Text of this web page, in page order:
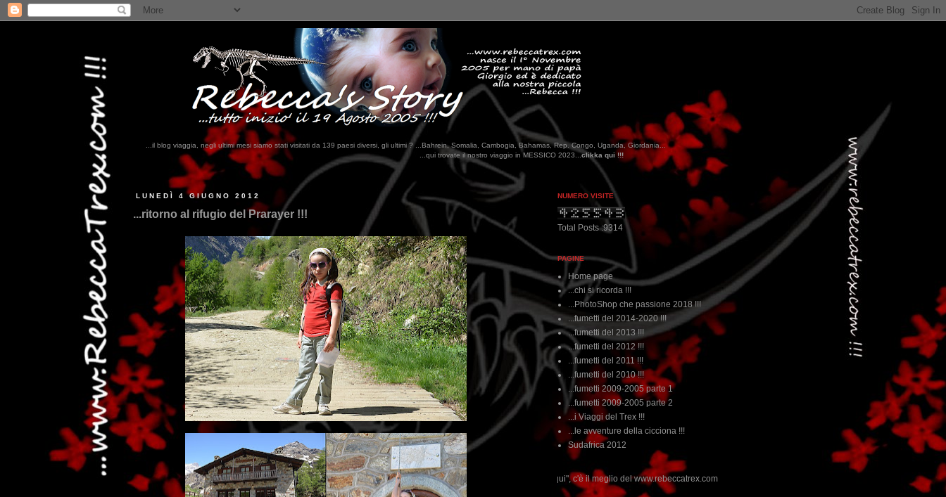
...il blog viaggia, negli ultimi mesi siamo stati visitati da 139 paesi diversi, gli ultimi ? ...Bahrein, Somalia, Cambogia, Bahamas, Rep. Congo, Uganda, Giordania...
...qui trovate il nostro viaggio in MESSICO 2023...clikka qui !!!
LUNEDÌ 4 GIUGNO 2012
...ritorno al rifugio del Prarayer !!!
NUMERO VISITE
Total Posts :9314
PAGINE
Home page
...chi si ricorda !!!
...PhotoShop che passione 2018 !!!
...fumetti del 2014-2020 !!!
...fumetti del 2013 !!!
...fumetti del 2012 !!!
...fumetti del 2011 !!!
...fumetti del 2010 !!!
...fumetti 2009-2005 parte 1
...fumetti 2009-2005 parte 2
...i Viaggi del Trex !!!
...le avventure della cicciona !!!
Sudafrica 2012
...dai non perdere tempo, clikka "qui", c'è il meglio del www.rebeccatrex.com